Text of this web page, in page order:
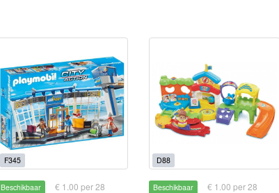
F345
Beschikbaar
€ 1.00 per 28
D88
Beschikbaar
€ 1.00 per 28